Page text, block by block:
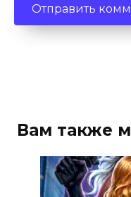
Вам также